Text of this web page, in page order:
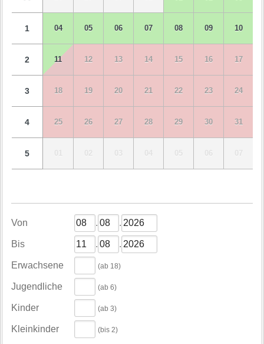
1 04 05 06 07 08 09 10
2 11 12 13 14 15 16 17
3 18 19 20 21 22 23 24
4 25 26 27 28 29 30 31
5 01 02 03 05 06
Von . .
Bis . .
Erwachsene (ab 18)
Jugendliche (ab 6)
Kinder (ab 3)
Kleinkinder (bis 2)